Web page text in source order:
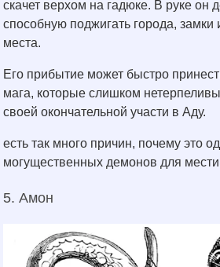
скачет верхом на гадюке. В руке он
способную поджигать города, замки
места.
Его прибытие может быстро
мага, которые слишком
своей окончательной участи в Аду.
есть так много причин, почему это
могущественных демонов для
5. Амон